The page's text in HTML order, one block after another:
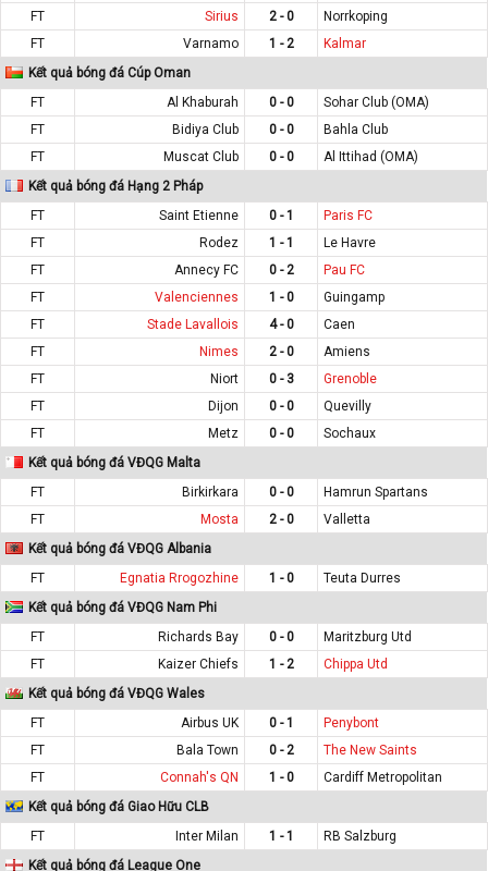
FT
Sirius 2 - 0
Norrkoping
FT
Varnamo 1 - 2
Kalmar
Kết quả bóng đá Cúp Oman
FT
Al Khaburah 0 - 0
Sohar Club (OMA)
FT
Bidiya Club 0 - 0
Bahla Club
FT
Muscat Club 0 - 0
Al Ittihad (OMA)
Kết quả bóng đá Hạng 2 Pháp
FT
Saint Etienne 0 - 1
Paris FC
FT
Rodez 1 - 1
Le Havre
FT
Annecy FC 0 - 2
Pau FC
FT
Valenciennes 1 - 0
Guingamp
FT
Stade Lavallois 4 - 0
Caen
FT
Nimes 2 - 0
Amiens
FT
Niort 0 - 3
Grenoble
FT
Dijon 0 - 0
Quevilly
FT
Metz 0 - 0
Sochaux
Kết quả bóng đá VĐQG Malta
FT
Birkirkara 0 - 0
Hamrun Spartans
FT
Mosta 2 - 0
Valletta
Kết quả bóng đá VĐQG Albania
FT
Egnatia Rrogozhine 1 - 0
Teuta Durres
Kết quả bóng đá VĐQG Nam Phi
FT
Richards Bay 0 - 0
Maritzburg Utd
FT
Kaizer Chiefs 1 - 2
Chippa Utd
Kết quả bóng đá VĐQG Wales
FT
Airbus UK 0 - 1
Penybont
FT
Bala Town 0 - 2
The New Saints
FT
Connah's QN 1 - 0
Cardiff Metropolitan
Kết quả bóng đá Giao Hữu CLB
FT
Inter Milan 1 - 1
RB Salzburg
Kết quả bóng đá League One